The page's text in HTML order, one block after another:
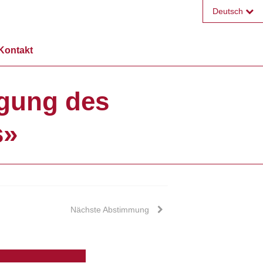
Kontakt
Deutsch
des
Nächste Abstimmung